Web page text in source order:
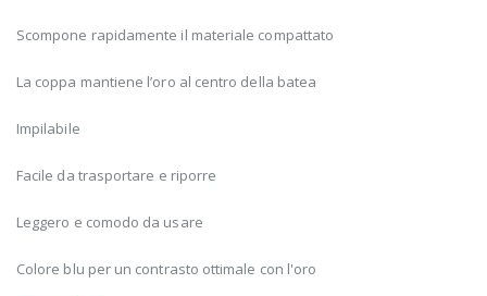
Scompone rapidamente il materiale compattato
La coppa mantiene l’oro al centro della batea
Impilabile
Facile da trasportare e riporre
Leggero e comodo da usare
Colore blu per un contrasto ottimale con l'oro